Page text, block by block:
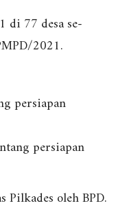
di 77 desa se-
2021.
persiapan
persiapan
oleh BPD.